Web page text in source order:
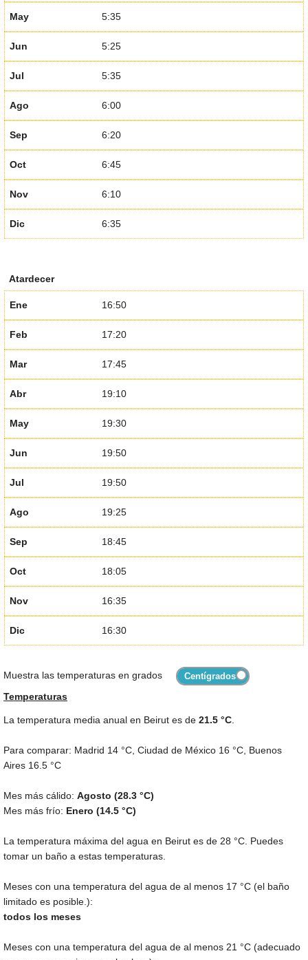
May 5:35
Jun 5:25
Jul 5:35
Ago 6:00
Sep 6:20
Oct 6:45
Nov 6:10
Dic 6:35
Atardecer
Ene 16:50
Feb 17:20
Mar 17:45
Abr 19:10
May 19:30
Jun 19:50
Jul 19:50
Ago 19:25
Sep 18:45
Oct 18:05
Nov 16:35
Dic 16:30
Muestra las temperaturas en grados
Temperaturas
La temperatura media anual en Beirut es de 21.5 °C
Para comparar: Madrid 14 °C , Ciudad de México 16 °C , Buenos
Aires 16.5 °C
Mes más cálido: Agosto (28.3 °C)
Mes más frío: Enero (14.5 °C)
La temperatura máxima del agua en Beirut es de 28 °C . Puedes
tomar un baño a estas temperaturas.
Meses con una temperatura del agua de al menos 17 °C (el baño
limitado es posible.):
todos los meses
Meses con una temperatura del agua de al menos 21 °C (adecuado